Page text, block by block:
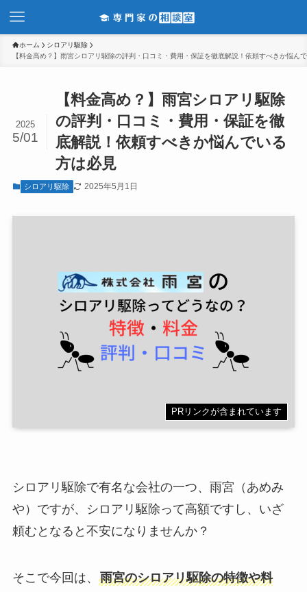
ホーム
シロアリ駆除
【料金高め？】雨宮シロアリ駆除の評判・口コミ・費用・保証を徹底解説！依頼すべきか悩ん
【料金高め？】雨宮シロアリ駆除
の評判・口コミ・費用・保証を徹
底解説！依頼すべきか悩んでいる
方は必見
2025
5/01
シロアリ駆除 2025年5月1日
PRリンクが含まれています
シロアリ駆除で有名な会社の一つ、雨宮（あめみ
や）ですが、シロアリ駆除って高額ですし、いざ
頼むとなると不安になりませんか？
そこで今回は、 雨宮のシロアリ駆除の特徴や料